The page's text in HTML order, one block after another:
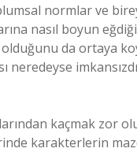
normlar ve
nasıl boyun
da ortaya
neredeyse
kaçmak zor
karakterlerin